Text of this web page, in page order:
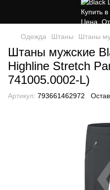
Одежда Штаны Штаны
Штаны мужские
Highline Stretch
741005.0002-L)
Артикул: 793661462972